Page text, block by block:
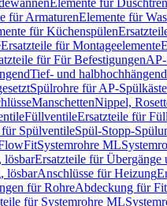
Elemente für
für ArmaturenElemente für
für Küchenspülen
Ersatzteile für Montageelemente
für Für Befestigungen
Tief- und halbhochhängend
Spülrohre für AP-
ManschettenNippel,
FüllventileErsatzteile für
SpülventileSpül-Stopp-
Systemrohre ML
lösbarErsatzteile für Übergänge
lösbarAnschlüsse für Heizung
für RohreAbdeckung für
für Systemrohre ML